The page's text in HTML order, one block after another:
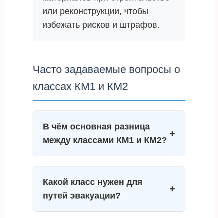
или реконструкции, чтобы
избежать рисков и штрафов.
Часто задаваемые вопросы о
классах КМ1 и КМ2
В чём основная разница
между классами КМ1 и КМ2?
+
показателях горючести (Г1 vs
Г2), воспламеняемости (В1 vs
В2) и токсичности (Т1 vs Т2).
Какой класс нужен для
путей эвакуации?
+